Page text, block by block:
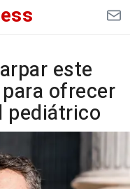
este
ofrecer
pediátrico